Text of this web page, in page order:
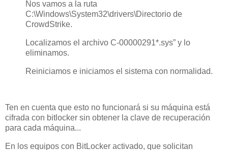
Nos vamos a la ruta
C:\Windows\System32\drivers\Directorio de
CrowdStrike.
Localizamos el archivo C-00000291*.sys” y lo
eliminamos.
Reiniciamos e iniciamos el sistema con normalidad.
Ten en cuenta que esto no funcionará si su máquina está
cifrada con bitlocker sin obtener la clave de recuperación
para cada máquina...
En los equipos con BitLocker activado, que solicitan